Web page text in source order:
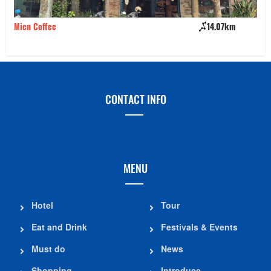
Mien Coffee 14.07km
CONTACT INFO
MENU
Hotel
Eat and Drink
Must do
Tour
Festivals & Events
News